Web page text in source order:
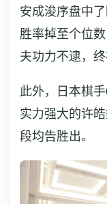
安成浚序盘中
胜率掉至个位
夫功力不逮，终
此外，日本棋
实力强大的许
段均告胜出。